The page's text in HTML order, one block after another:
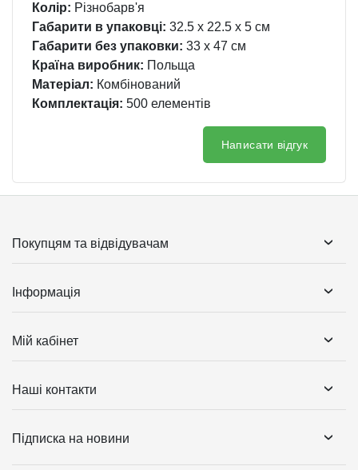
Колір: Різнобарв'я
Габарити в упаковці: 32.5 x 22.5 x 5 см
Габарити без упаковки: 33 x 47 см
Країна виробник: Польща
Матеріал: Комбінований
Комплектація: 500 елементів
Написати відгук
Покупцям та відвідувачам
Інформація
Мій кабінет
Наші контакти
Підписка на новини